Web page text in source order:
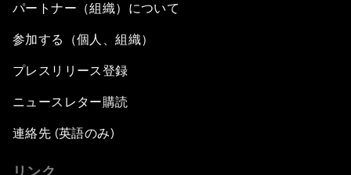
パートナー（組織）について
参加する（個人、組織）
プレスリリース登録
ニュースレター購読
連絡先 (英語のみ)
リンク